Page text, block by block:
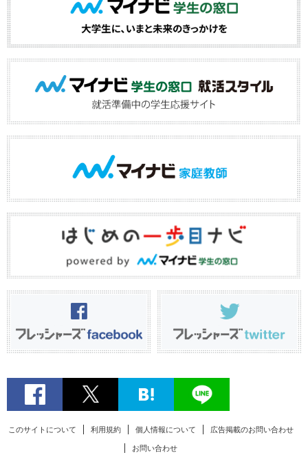
このサイトについて 利用規約 個人情報について 広告掲載のお問い合わせ
お問い合わせ